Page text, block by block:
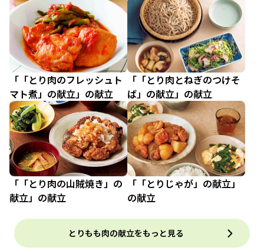
「「とり肉のフレッシュト
マト煮」の献立」の献立
「「とり肉とねぎのつけそ
ば」の献立」の献立
「「とり肉の山賊焼き」の
献立」の献立
「「とりじゃが」の献立」
の献立
とりもも肉の献立をもっと見る